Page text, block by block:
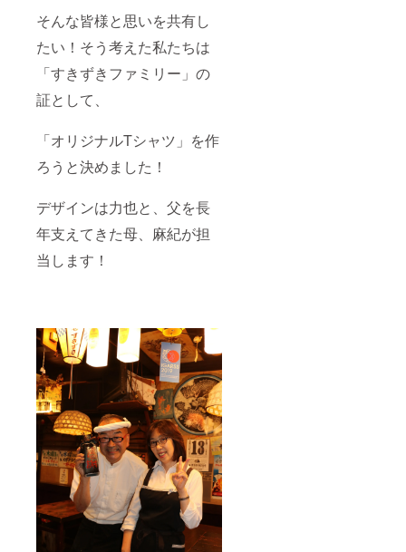
そんな皆様と思いを共有し
たい！そう考えた私たちは
「すきずきファミリー」の
証として、
「オリジナルTシャツ」を作
ろうと決めました！
デザインは力也と、父を長
年支えてきた母、麻紀が担
当します！